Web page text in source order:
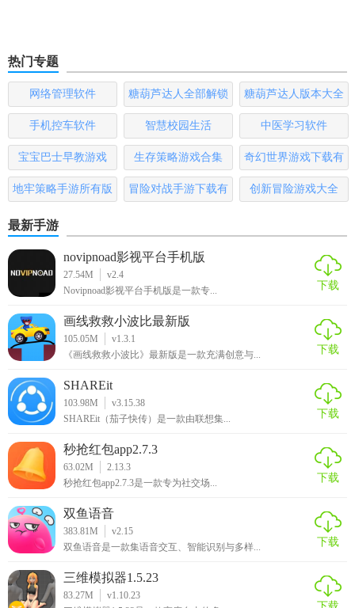
热门专题
网络管理软件
糖葫芦达人全部解锁
版
糖葫芦达人版本大全
手机控车软件 智慧校园生活 中医学习软件
宝宝巴士早教游戏 生存策略游戏合集
奇幻世界游戏下载有
哪些
地牢策略手游所有版
冒险对战手游下载有
创新冒险游戏大全
最新手游
novipnoad影视平台手机版
27.54M
v2.4
Novipnoad影视平台手机版是一款专...
下载
画线救救小波比最新版
105.05M
v1.3.1
《画线救救小波比》最新版是一款充满创意与...
下载
SHAREit
103.98M
v3.15.38
SHAREit（茄子快传）是一款由联想集...
下载
秒抢红包app2.7.3
63.02M
2.13.3
秒抢红包app2.7.3是一款专为社交场...
下载
双鱼语音
383.81M
v2.15
双鱼语音是一款集语音交互、智能识别与多样...
下载
三维模拟器1.5.23
83.27M
v1.10.23